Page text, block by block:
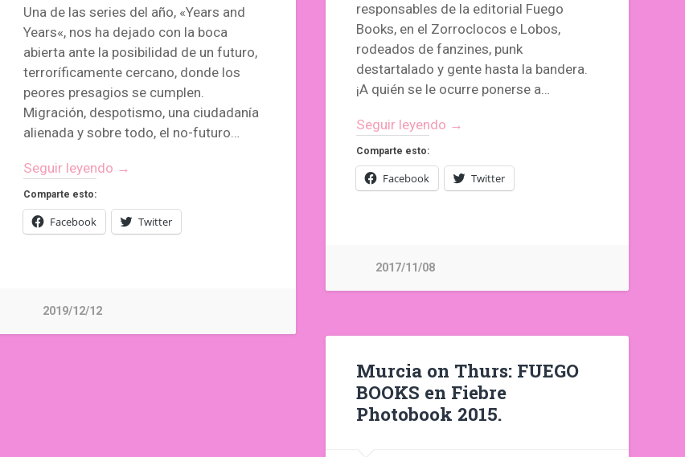
Una de las series del año, «Years and
Years«, nos ha dejado con la boca
abierta ante la posibilidad de un futuro,
terroríficamente cercano, donde los
peores presagios se cumplen.
Migración, despotismo, una ciudadanía
alienada y sobre todo, el no-futuro…
Seguir leyendo →
Comparte esto:
Facebook Twitter
2019/12/12
responsables de la editorial Fuego
Books, en el Zorroclocos e Lobos,
rodeados de fanzines, punk
destartalado y gente hasta la bandera.
¡A quién se le ocurre ponerse a…
Seguir leyendo →
Comparte esto:
Facebook Twitter
2017/11/08
Murcia on Thurs: FUEGO
BOOKS en Fiebre
Photobook 2015.